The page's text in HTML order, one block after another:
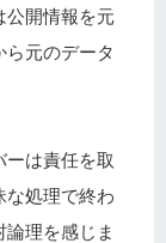
公開情報を元
ら元のデータ
は責任を取
処理で終わ
理を感じま